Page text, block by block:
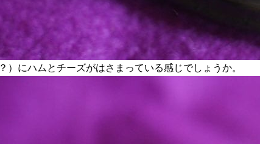
）にハムとチーズがはさまっている感じでしょうか。